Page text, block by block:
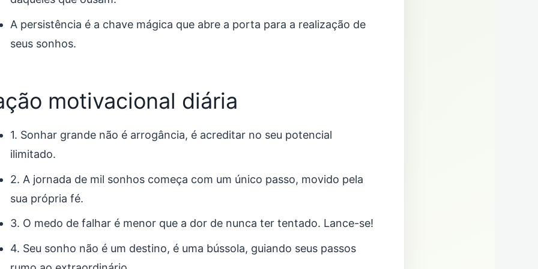
A persistência é a chave mágica que abre a porta para a realização de
seus sonhos.
motivacional diária
1. Sonhar grande não é arrogância, é acreditar no seu potencial
ilimitado.
2. A jornada de mil sonhos começa com um único passo, movido pela
sua própria fé.
3. O medo de falhar é menor que a dor de nunca ter tentado. Lance-se!
4. Seu sonho não é um destino, é uma bússola, guiando seus passos